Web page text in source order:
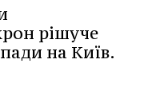
рішуче
на Київ.